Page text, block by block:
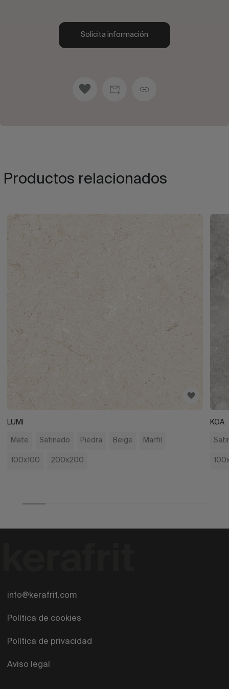
Solicita información
Productos relacionados
LUMI
Mate Satinado Piedra Beige Marfil
100x100 200x200
KOA
info@kerafrit.com
Política de cookies
Política de privacidad
Aviso legal